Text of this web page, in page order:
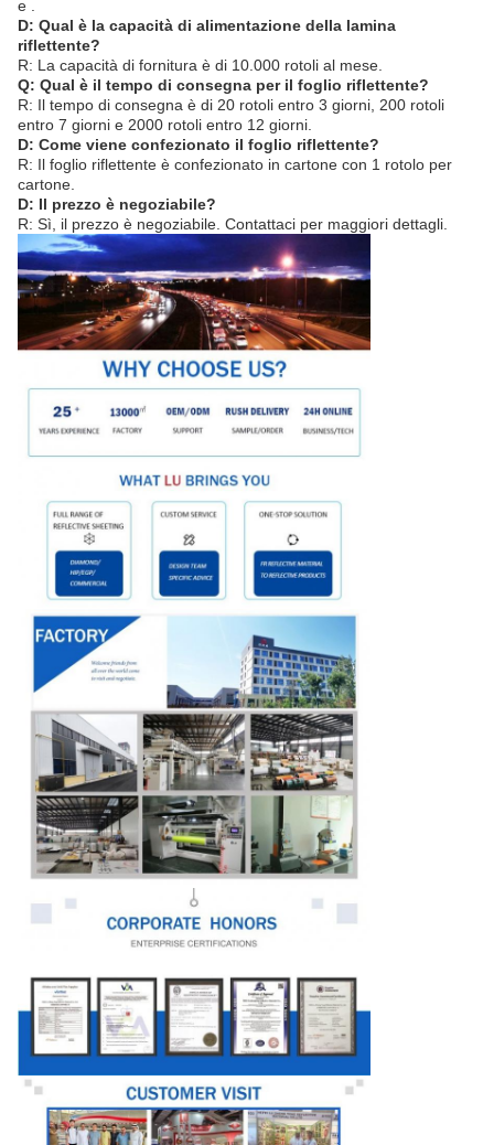
e .
D: Qual è la capacità di alimentazione della lamina
riflettente?
R: La capacità di fornitura è di 10.000 rotoli al mese.
Q: Qual è il tempo di consegna per il foglio riflettente?
R: Il tempo di consegna è di 20 rotoli entro 3 giorni, 200 rotoli
entro 7 giorni e 2000 rotoli entro 12 giorni.
D: Come viene confezionato il foglio riflettente?
R: Il foglio riflettente è confezionato in cartone con 1 rotolo per
cartone.
D: Il prezzo è negoziabile?
R: Sì, il prezzo è negoziabile. Contattaci per maggiori dettagli.